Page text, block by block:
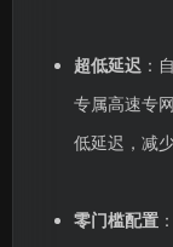
超低延迟 ：
专属高速专
低延迟，减
零门槛配置